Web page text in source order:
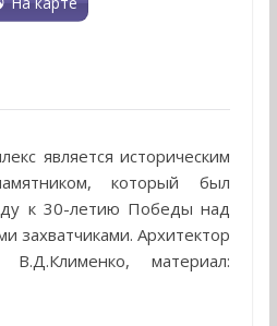
является историческим
который был
к 30-летию Победы над
захватчиками. Архитектор
В.Д.Клименко, материал: